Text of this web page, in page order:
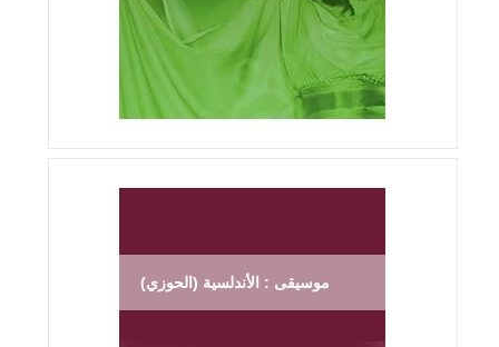
موسيقى : الأندلسية (الحوزي)